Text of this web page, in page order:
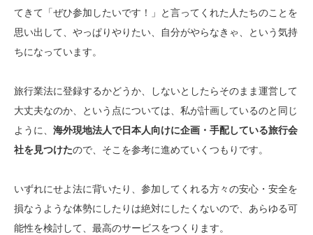
てきて「ぜひ参加したいです！」と言ってくれた人たちのことを
思い出して、やっぱりやりたい、自分がやらなきゃ、という気持
ちになっています。
旅行業法に登録するかどうか、しないとしたらそのまま運営して
大丈夫なのか、という点については、私が計画しているのと同じ
ように、 海外現地法人で日本人向けに企画・手配している旅行会
社を見つけたので、そこを参考に進めていくつもりです。
いずれにせよ法に背いたり、参加してくれる方々の安心・安全を
損なうような体勢にしたりは絶対にしたくないので、あらゆる可
能性を検討して、最高のサービスをつくります。